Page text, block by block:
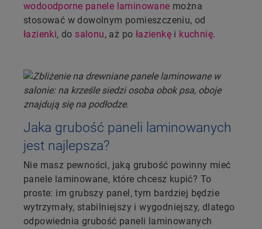
wodoodporne panele laminowane można
stosować w dowolnym pomieszczeniu, od
łazienki, do salonu, aż po łazienkę i kuchnię.
Jaka grubość paneli laminowanych
jest najlepsza?
Nie masz pewności, jaką grubość powinny mieć
panele laminowane, które chcesz kupić? To
proste: im grubszy panel, tym bardziej będzie
wytrzymały, stabilniejszy i wygodniejszy, dlatego
odpowiednia grubość paneli laminowanych